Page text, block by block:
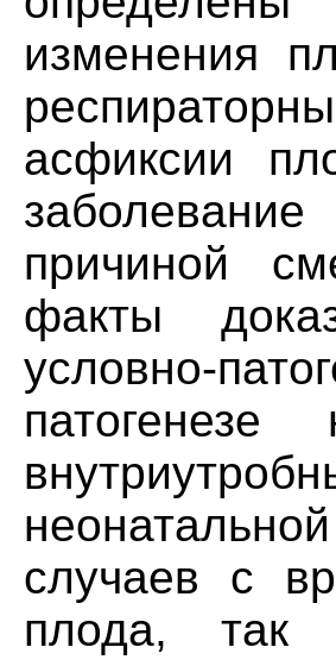
изменения
асфиксии
причиной
факты
условно-
патогенезе
случаев с
плода,